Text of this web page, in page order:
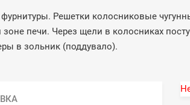
Решетки колосниковые
печи. Через щели в колосниках
в зольник (поддувало).